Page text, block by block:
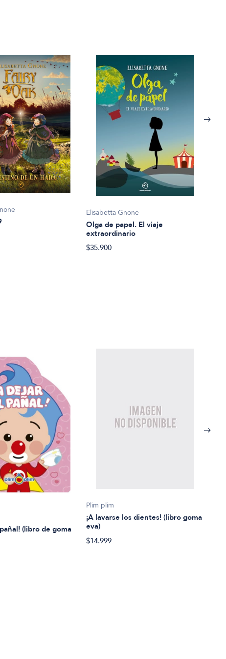
Elisabetta Gnone
Olga de papel. El viaje
extraordinario
$35.900
(libro de goma
Plim plim
¡A lavarse los dientes! (libro goma
eva)
$14.999